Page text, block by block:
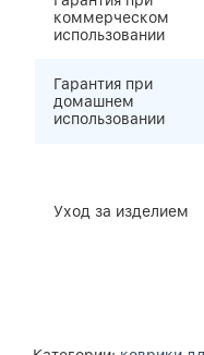
коммерческом
использовании
Гарантия при
домашнем
использовании
Уход за изделием